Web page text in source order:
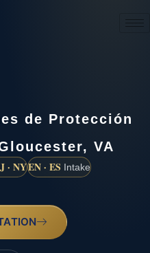
de Protección
VA
· NYEN · ES Intake